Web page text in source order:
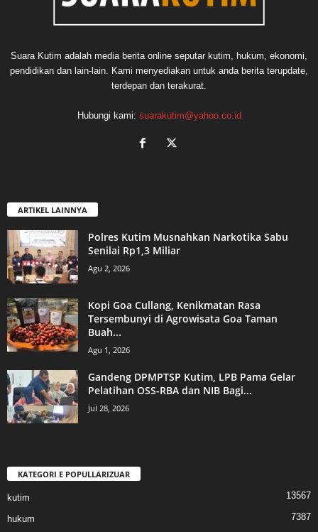
Suara Kutim adalah media berita online seputar kutim, hukum, ekonomi,
pendidikan dan lain-lain. Kami menyediakan untuk anda berita terupdate,
terdepan dan terakurat.
Hubungi kami: suarakutim@yahoo.co.id
ARTIKEL LAINNYA
Polres Kutim Musnahkan Narkotika Sabu
Senilai Rp1,3 Miliar
Agu 2, 2026
Kopi Goa Cullang, Kenikmatan Rasa
Tersembunyi di Agrowisata Goa Taman
Buah...
Agu 1, 2026
Gandeng DPMPTSP Kutim, LPB Pama Gelar
Pelatihan OSS-RBA dan NIB Bagi...
Jul 28, 2026
KATEGORI E POPULLARIZUAR
kutim 13567
hukum 7387